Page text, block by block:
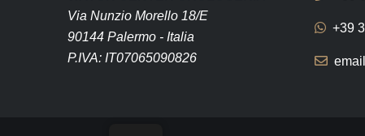
Via Nunzio Morello 18/E
90144 Palermo - Italia
P.IVA: IT07065090826
+39
email